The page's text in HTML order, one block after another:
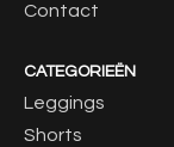
Contact
CATEGORIEËN
Leggings
Shorts